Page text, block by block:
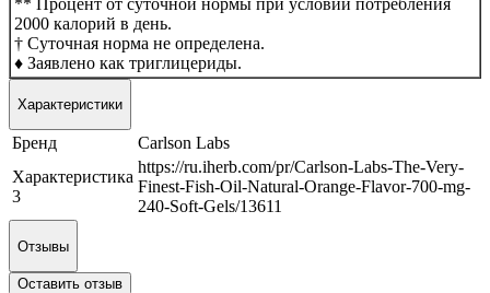
2000 калорий в день.
† Суточная норма не определена.
♦ Заявлено как триглицериды.
Характеристики
Бренд
Carlson Labs
Характеристика
3
https://ru.iherb.com/pr/Carlson-Labs-The-Very-
Finest-Fish-Oil-Natural-Orange-Flavor-700-mg-
240-Soft-Gels/13611
Отзывы
Оставить отзыв